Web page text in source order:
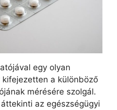
egy olyan
a különböző
mérésére szolgál.
az egészségügyi